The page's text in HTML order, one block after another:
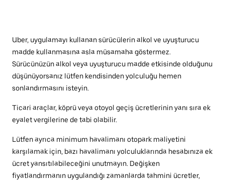
Uber, uygulamayı kullanan sürücülerin alkol ve uyuşturucu
madde kullanmasına asla müsamaha göstermez.
Sürücünüzün alkol veya uyuşturucu madde etkisinde olduğunu
düşünüyorsanız lütfen kendisinden yolculuğu hemen
sonlandırmasını isteyin.
Ticari araçlar, köprü veya otoyol geçiş ücretlerinin yanı sıra ek
eyalet vergilerine de tabi olabilir.
Lütfen ayrıca minimum havalimanı otopark maliyetini
karşılamak için, bazı havalimanı yolculuklarında hesabınıza ek
ücret yansıtılabileceğini unutmayın. Değişken
fiyatlandırmanın uygulandığı zamanlarda tahmini ücretler,